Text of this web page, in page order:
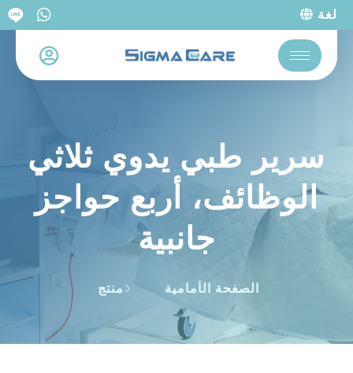
لغة
سرير طبي يدوي ثلاثي
الوظائف، أربع حواجز
جانبية
الصفحة الأمامية منتج